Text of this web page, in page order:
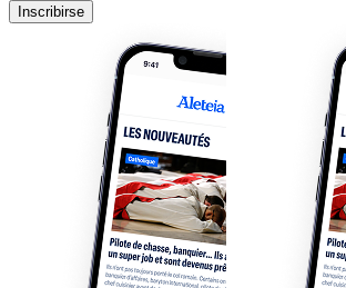
Inscribirse